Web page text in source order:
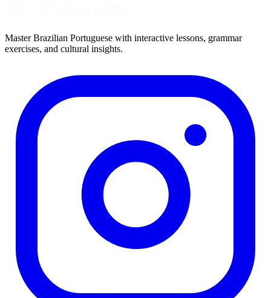
Master Brazilian Portuguese with interactive lessons, grammar
exercises, and cultural insights.